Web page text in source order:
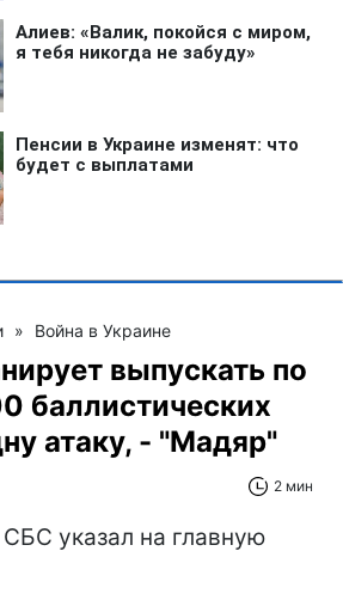
» Война в Украине
выпускать по
баллистических
атаку, - "Мадяр"
2 мин
указал на главную